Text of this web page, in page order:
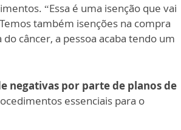
“Essa é uma isenção que vai
também isenções na compra
câncer, a pessoa acaba tendo um
negativas por parte de planos de
essenciais para o